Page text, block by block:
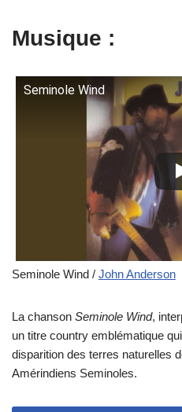
Musique :
Seminole Wind
Seminole Wind / John Anderson
La chanson Seminole Wind,
un titre country emblématique
disparition des terres naturelles
Amérindiens Seminoles.